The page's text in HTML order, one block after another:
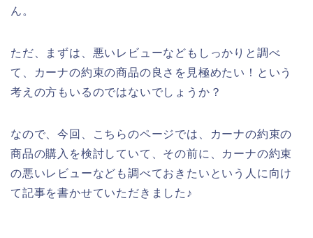
ん。
ただ、まずは、悪いレビューなどもしっかりと調べ
て、カーナの約束の商品の良さを見極めたい！という
考えの方もいるのではないでしょうか？
なので、今回、こちらのページでは、カーナの約束の
商品の購入を検討していて、その前に、カーナの約束
の悪いレビューなども調べておきたいという人に向け
て記事を書かせていただきました♪